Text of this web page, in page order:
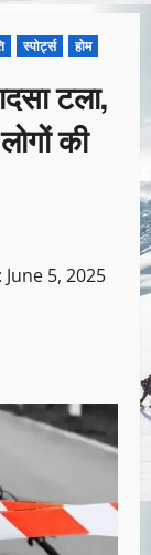
स्पोर्ट्स होम
टला,
की
5, 2025